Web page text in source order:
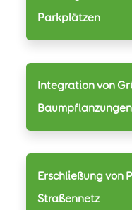
Parkplätzen
Integration von
Baumpflanzungen
Erschließung von
Straßennetz